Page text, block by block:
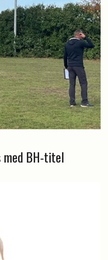
med BH-titel